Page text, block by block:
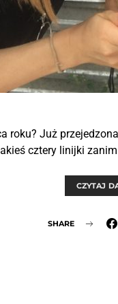
roku? Już
cztery linijki zanim
CZYTAJ
SHARE